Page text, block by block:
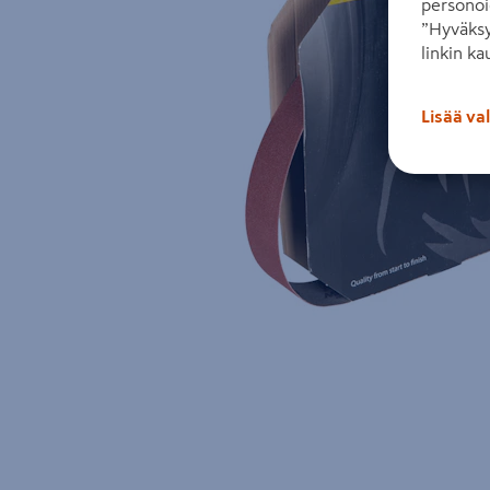
linkin
Lisää